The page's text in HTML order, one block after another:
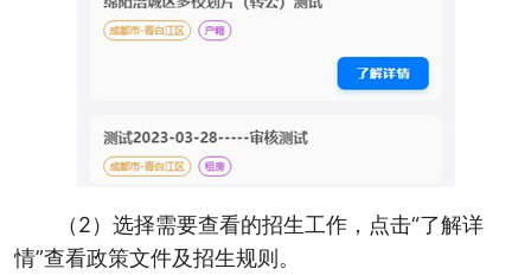
（2）选择需要查看的招生工作，点击“了解详
情”查看政策文件及招生规则。